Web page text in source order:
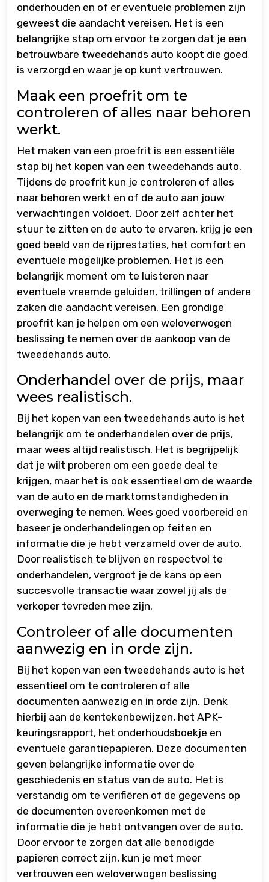
onderhouden en of er eventuele problemen zijn
geweest die aandacht vereisen. Het is een
belangrijke stap om ervoor te zorgen dat je een
betrouwbare tweedehands auto koopt die goed
is verzorgd en waar je op kunt vertrouwen.
Maak een proefrit om te
controleren of alles naar behoren
werkt.
Het maken van een proefrit is een essentiële
stap bij het kopen van een tweedehands auto.
Tijdens de proefrit kun je controleren of alles
naar behoren werkt en of de auto aan jouw
verwachtingen voldoet. Door zelf achter het
stuur te zitten en de auto te ervaren, krijg je een
goed beeld van de rijprestaties, het comfort en
eventuele mogelijke problemen. Het is een
belangrijk moment om te luisteren naar
eventuele vreemde geluiden, trillingen of andere
zaken die aandacht vereisen. Een grondige
proefrit kan je helpen om een weloverwogen
beslissing te nemen over de aankoop van de
tweedehands auto.
Onderhandel over de prijs, maar
wees realistisch.
Bij het kopen van een tweedehands auto is het
belangrijk om te onderhandelen over de prijs,
maar wees altijd realistisch. Het is begrijpelijk
dat je wilt proberen om een goede deal te
krijgen, maar het is ook essentieel om de waarde
van de auto en de marktomstandigheden in
overweging te nemen. Wees goed voorbereid en
baseer je onderhandelingen op feiten en
informatie die je hebt verzameld over de auto.
Door realistisch te blijven en respectvol te
onderhandelen, vergroot je de kans op een
succesvolle transactie waar zowel jij als de
verkoper tevreden mee zijn.
Controleer of alle documenten
aanwezig en in orde zijn.
Bij het kopen van een tweedehands auto is het
essentieel om te controleren of alle
documenten aanwezig en in orde zijn. Denk
hierbij aan de kentekenbewijzen, het APK-
keuringsrapport, het onderhoudsboekje en
eventuele garantiepapieren. Deze documenten
geven belangrijke informatie over de
geschiedenis en status van de auto. Het is
verstandig om te verifiëren of de gegevens op
de documenten overeenkomen met de
informatie die je hebt ontvangen over de auto.
Door ervoor te zorgen dat alle benodigde
papieren correct zijn, kun je met meer
vertrouwen een weloverwogen beslissing